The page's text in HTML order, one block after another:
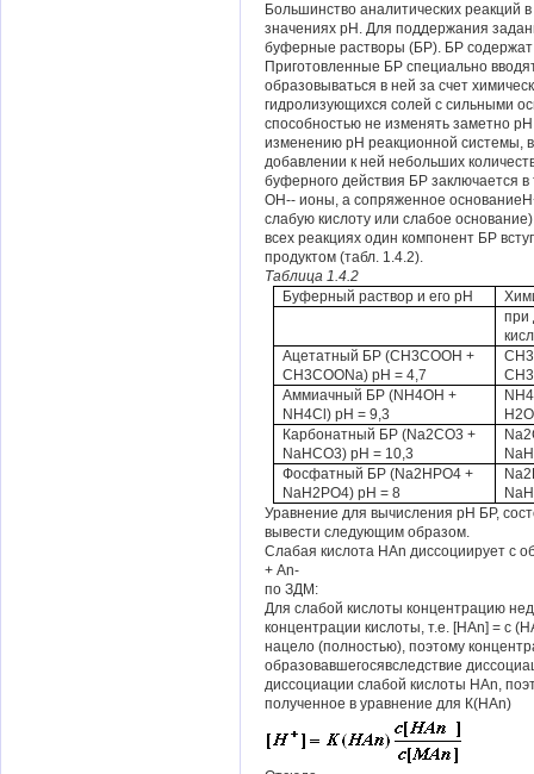
Большинство аналитических реакций
значениях рН. Для поддержания
буферные растворы (БР). БР
Приготовленные БР специально
образовываться в ней за счет
гидролизующихся солей с сильными
способностью не изменять заметно
изменению рН реакционной системы,
добавлении к ней небольших
буферного действия БР заключается
ОН-- ионы, а сопряженное
слабую кислоту или слабое
всех реакциях один компонент БР
продуктом (табл. 1.4.2).
Таблица 1.4.2
Буферный раствор и его рН
при
Ацетатный БР (СН3СООН +
СН3СООNa) pH = 4,7
Аммиачный БР (NH4OH +
NH4Cl) рН = 9,3
H2О
Карбонатный БР (Na2CO3 +
NaHCO3) рН = 10,3
Фосфатный БР (Na2HPO4 +
NaH2PO4) рН = 8
Уравнение для вычисления рН БР,
вывести следующим образом.
Слабая кислота НАn диссоциирует с
+ Аn-
по ЗДМ:
Для слабой кислоты концентрацию
концентрации кислоты, т.е. [НАn] = c
нацело (полностью), поэтому
образовавшегосявследствие
диссоциации слабой кислоты НАn,
полученное в уравнение для К(НАn)